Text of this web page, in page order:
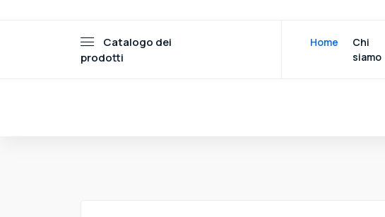
Catalogo dei
prodotti
Home
Chi
siamo